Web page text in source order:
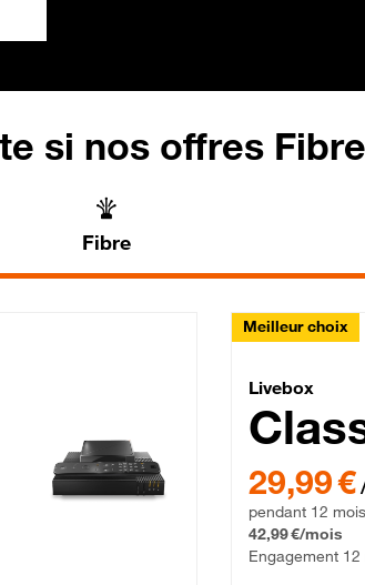
si nos offres
Fibre
Livebox Lite Fibre
12 mois
Meilleur choix
Livebox
29,99 € par
29,99 €
pendant 12
42,99 €/mois
Engagement 12